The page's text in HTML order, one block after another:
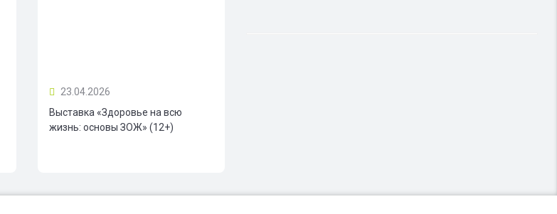
23.04.2026
Выставка «Здоровье на всю
жизнь: основы ЗОЖ» (12+)